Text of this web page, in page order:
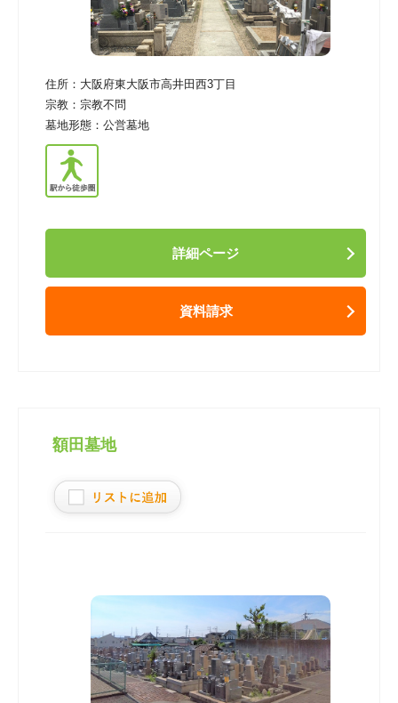
住所： 大阪府東大阪市高井田西3丁目
宗教： 宗教不問
墓地形態： 公営墓地
詳細ページ
資料請求
額田墓地